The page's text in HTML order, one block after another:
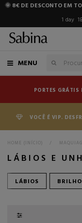
🌞 8€ DE DESCONTO EM
day 18
MENU
PORTES
VOCÊ É VIP.
HOME (INÍCIO) >
LÁBIOS E
LÁBIOS BRILHO